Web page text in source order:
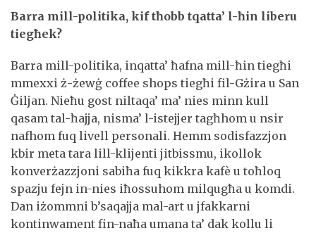
Barra mill-politika, kif tħobb tqatta’ l-ħin liberu
tiegħek?
Barra mill-politika, inqatta’ ħafna mill-ħin tiegħi
mmexxi ż-żewġ coffee shops tiegħi fil-Gżira u San
Ġiljan. Nieħu gost niltaqa’ ma’ nies minn kull
qasam tal-ħajja, nisma’ l-istejjer tagħhom u nsir
nafhom fuq livell personali. Hemm sodisfazzjon
kbir meta tara lill-klijenti jitbissmu, ikollok
konverżazzjoni sabiħa fuq kikkra kafè u toħloq
spazju fejn in-nies iħossuhom milqugħa u komdi.
Dan iżommni b’saqajja mal-art u jfakkarni
kontinwament fin-naħa umana ta’ dak kollu li